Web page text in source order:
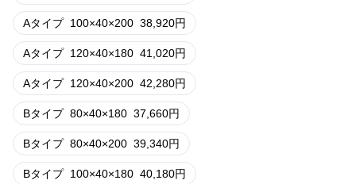
Aタイプ 100×40×200 38,920円
Aタイプ 120×40×180 41,020円
Aタイプ 120×40×200 42,280円
Bタイプ 80×40×180 37,660円
Bタイプ 80×40×200 39,340円
Bタイプ 100×40×180 40,180円